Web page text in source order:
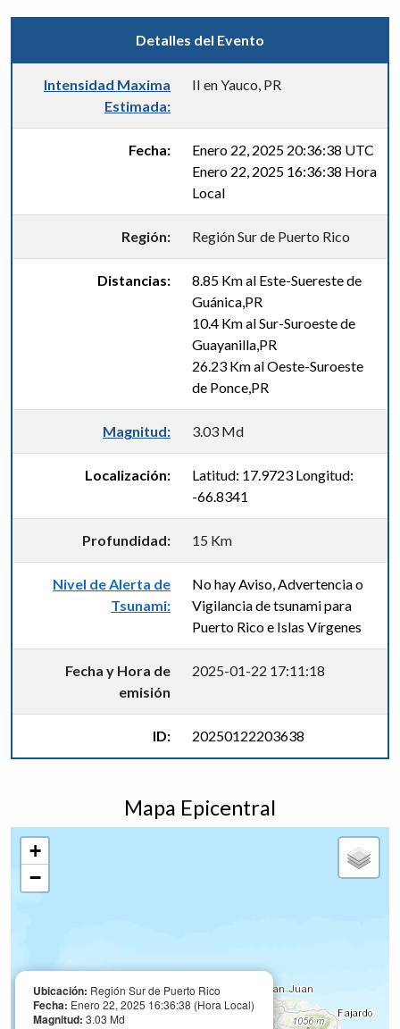
Detalles del Evento
Intensidad Maxima
Estimada:
II en Yauco, PR
Fecha:
Enero 22, 2025 20:36:38 UTC
Enero 22, 2025 16:36:38 Hora
Local
Región: Región Sur de Puerto Rico
Distancias:
8.85 Km al Este-Suereste de
Guánica,PR
10.4 Km al Sur-Suroeste de
Guayanilla,PR
26.23 Km al Oeste-Suroeste
de Ponce,PR
Magnitud: 3.03 Md
Localización:
Latitud: 17.9723 Longitud:
-66.8341
Profundidad: 15 Km
Nivel de Alerta de
Tsunami:
No hay Aviso, Advertencia o
Vigilancia de tsunami para
Puerto Rico e Islas Vírgenes
Fecha y Hora de
emisión
2025-01-22 17:11:18
ID: 20250122203638
Mapa Epicentral
Ubicación: Región Sur de Puerto Rico
Fecha: Enero 22, 2025 16:36:38 (Hora Local)
Magnitud: 3.03 Md
+
−